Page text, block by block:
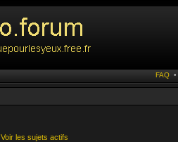
FAQ
Voir les sujets actifs